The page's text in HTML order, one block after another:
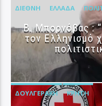
ΔΙΕΘΝΉ ΕΛΛΆΔΑ
B. Μπορνόβας :
τον Ελληνισμό
ΔΟΥΛΓΕΡΆΚΗ ΚΡΉΤΗ